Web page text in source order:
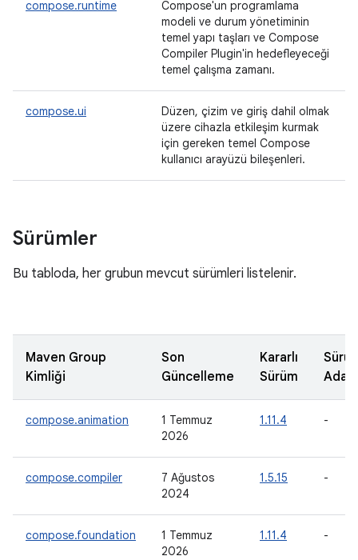
compose.runtime
Compose'un programlama
modeli ve durum yönetiminin
temel yapı taşları ve Compose
Compiler Plugin'in hedefleyeceği
temel çalışma zamanı.
compose.ui
Düzen, çizim ve giriş dahil olmak
üzere cihazla etkileşim kurmak
için gereken temel Compose
kullanıcı arayüzü bileşenleri.
Sürümler
Bu tabloda, her grubun mevcut sürümleri listelenir.
Maven Group
Kimliği
Son
Güncelleme
Kararlı
Sürüm
Adayı
compose.animation
1 Temmuz
2026
1.11.4 -
compose.compiler
7 Ağustos
2024
1.5.15 -
compose.foundation
1 Temmuz
2026
1.11.4 -